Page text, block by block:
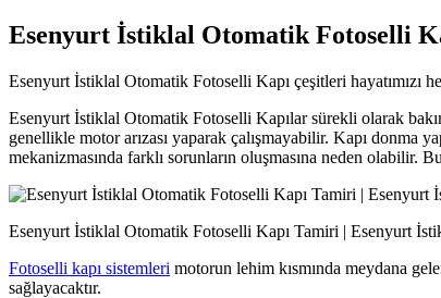
Esenyurt İstiklal Otomatik Fotoselli
Esenyurt İstiklal Otomatik Fotoselli Kapı çeşitleri hayatımızı
Esenyurt İstiklal Otomatik Fotoselli Kapılar sürekli olarak
genellikle motor arızası yaparak çalışmayabilir. Kapı donma
mekanizmasında farklı sorunların oluşmasına neden olabilir.
Esenyurt İstiklal Otomatik Fotoselli Kapı Tamiri | Esenyurt
Fotoselli kapı sistemleri motorun lehim kısmında meydana
sağlayacaktır.